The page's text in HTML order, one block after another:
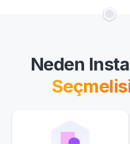
Neden